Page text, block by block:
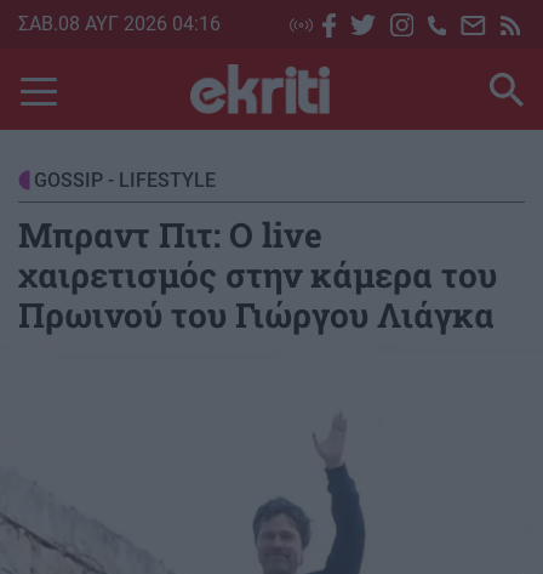
Skip
main
content
ΣΑΒ.08 ΑΥΓ 2026 04:16
GOSSIP - LIFESTYLE
Μπραντ Πιτ: Ο live
χαιρετισμός στην κάμερα του
Πρωινού του Γιώργου Λιάγκα